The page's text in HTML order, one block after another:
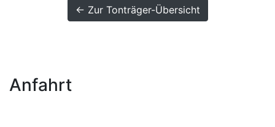
← Zur Tonträger-Übersicht
Anfahrt